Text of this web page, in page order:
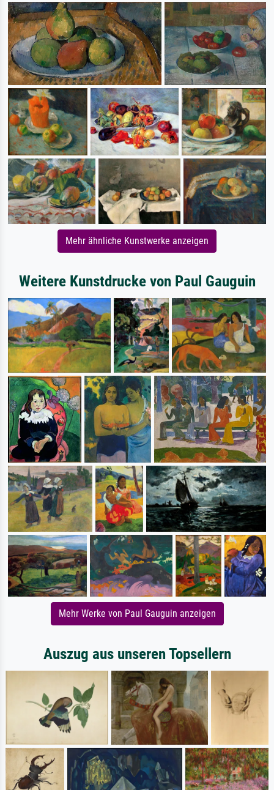
Mehr ähnliche Kunstwerke anzeigen
Weitere Kunstdrucke von Paul Gauguin
Mehr Werke von Paul Gauguin anzeigen
Auszug aus unseren Topsellern